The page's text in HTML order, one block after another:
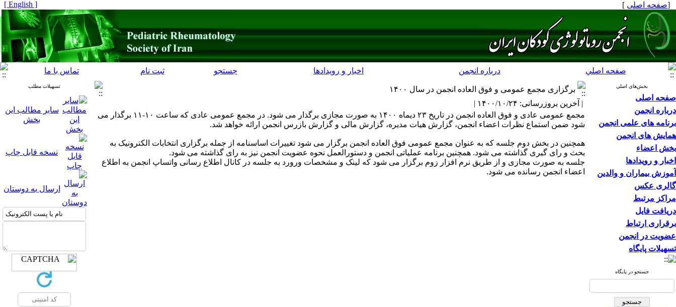
[صفحه اصلی ]
[ English ]
صفحه اصلي درباره انجمن اخبار و رویدادها جستجو ثبت نام تماس با ما
بخش‌های اصلی
صفحه اصلی
درباره انجمن
برنامه های علمی انجمن
همایش های انجمن
بخش اعضاء
اخبار و رویدادها
آموزش بیماران و والدین
گالری عکس
مراکز مرتبط
دریافت فایل
برقراری ارتباط
عضویت در انجمن
تسهیلات پایگاه
جستجو در پایگاه
برگزاری مجمع عمومی و فوق العاده انجمن در سال ۱۴۰۰
| آخرین بروزرسانی: ۱۴۰۰/۱۰/۲۴ |
مجمع عمومی عادی و فوق العاده انجمن در تاریخ ۲۳ دیماه ۱۴۰۰ به صورت مجازی برگذار می شود. در مجمع عمومی عادی که ساعت ۱۰-۱۱ برگذار می
شود ضمن استماع نظرات اعضاء انجمن، گزارش هیات مدیره، گزارش مالی و گزارش بازرس انجمن ارائه خواهد شد.
همچنین در بخش دوم جلسه که به عنوان مجمع عمومی فوق العاده انجمن برگزار می شود تغییرات اساسنامه از جمله برگزاری انتخابات الکترونیک به
بحث و رای گیری گذاشته می شود. همچنین برنامه عملیاتی انجمن و دستورالعمل نحوه عضویت انجمن نیز به رای گذاشته می شود.
جلسه به صورت مجازی و از طریق نرم افزار زوم برگزار می شود که لینک و مشخصات ورورد به جلسه در کانال اطلاع رسانی واتساپ انجمن به اطلاع
اعضاء انجمن رسانده می شود.
تسهیلات مطلب
سایر مطالب این
بخش
نسخه قابل چاپ
ارسال به دوستان